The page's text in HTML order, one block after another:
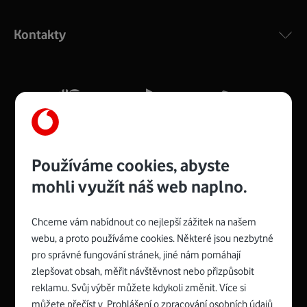
silný signál pro celou domácnost. Kompaktní rozměry 21
Více o COMPAL CH7465VF
Zyxel VMG8623-T50B:
Rozměry modemu jsou 16 x 22 x 7,5 cm (včetně stojánku)
a nabízí 4 gigabitové LAN porty a bezdrátové připojení Wi-
Spojte se s Vodafonem
Kontakty
Používáme cookies, abyste
mohli využít náš web naplno.
Chceme vám nabídnout co nejlepší zážitek na našem
webu, a proto používáme cookies. Některé jsou nezbytné
pro správné fungování stránek, jiné nám pomáhají
zlepšovat obsah, měřit návštěvnost nebo přizpůsobit
reklamu. Svůj výběr můžete kdykoli změnit. Více si
můžete přečíst v Prohlášení o zpracování osobních údajů